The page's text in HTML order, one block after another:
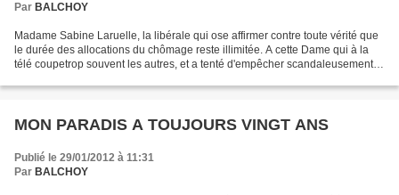
Par BALCHOY
Madame Sabine Laruelle, la libérale qui ose affirmer contre toute vérité que
le durée des allocations du chômage reste illimitée. A cette Dame qui à la
télé coupetrop souvent les autres, et a tenté d'empêcher scandaleusement
MON PARADIS A TOUJOURS VINGT ANS
Publié le 29/01/2012 à 11:31
Par BALCHOY